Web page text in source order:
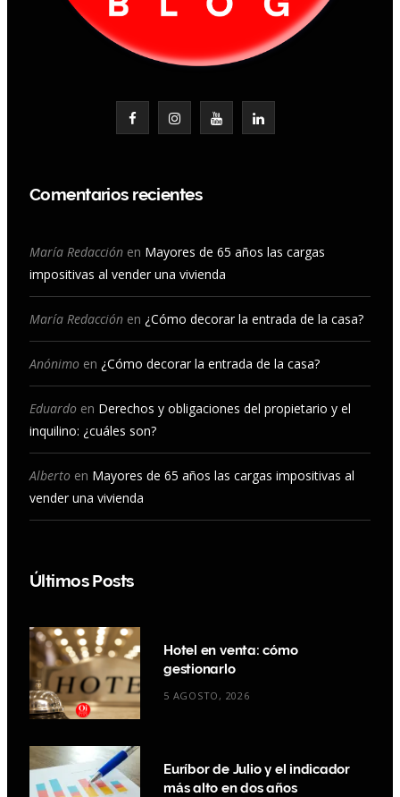
b
o
o
I
s
a
g
r
m
Y
u
b
e
L
e
I
Comentarios recientes
María Redacción en Mayores de 65 años las cargas
impositivas al vender una vivienda
María Redacción en ¿Cómo decorar la entrada de la casa?
Anónimo en ¿Cómo decorar la entrada de la casa?
Eduardo en Derechos y obligaciones del propietario y el
inquilino: ¿cuáles son?
Alberto en Mayores de 65 años las cargas impositivas al
vender una vivienda
Últimos Posts
Hotel en venta: cómo
gestionarlo
5 AGOSTO, 2026
Euríbor de Julio y el indicador
más alto en dos años